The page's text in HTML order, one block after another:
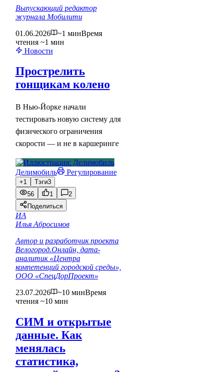
Выпускающий редактор
журнала Мобилити
01.06.2026
~1 минВремя
чтения ~1 мин
Новости
Прострелить
гонщикам колено
В Нью-Йорке начали
тестировать новую систему для
физического ограничения
скорости — и не в каршеринге
Делимобиль Регулирование
+1 Тэги3
56
1
2
Поделиться
ИА
Илья Абросимов
Автор и разработчик проекта
Велогород.Онлайн, дата-
аналитик «Центра
компетенций городской среды»,
ООО «СпецДорПроект»
23.07.2026
~10 минВремя
чтения ~10 мин
СИМ и открытые
данные. Как
менялась
статистика,